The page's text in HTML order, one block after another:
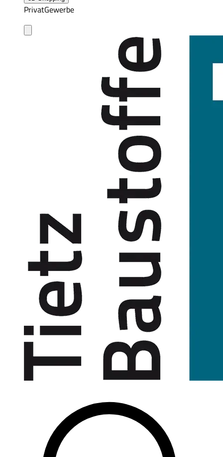
PrivatGewerbe